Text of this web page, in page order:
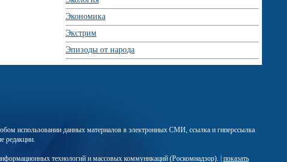
Экономика
Экстрим
Эпизоды от народа
использовании данных материалов в электронных СМИ, ссылка и гиперссылка
редакции.
технологий и массовых коммуникаций (Роскомнадзор). | показать